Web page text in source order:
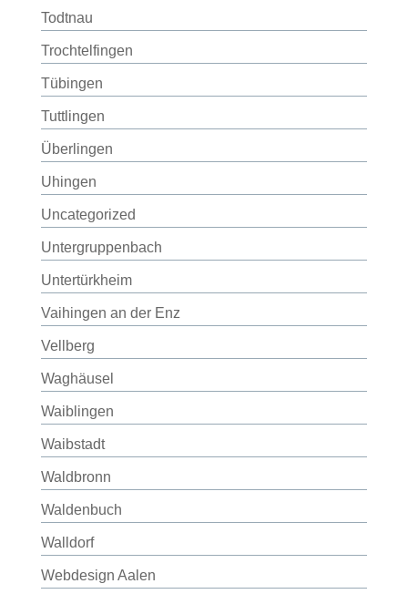
Todtnau
Trochtelfingen
Tübingen
Tuttlingen
Überlingen
Uhingen
Uncategorized
Untergruppenbach
Untertürkheim
Vaihingen an der Enz
Vellberg
Waghäusel
Waiblingen
Waibstadt
Waldbronn
Waldenbuch
Walldorf
Webdesign Aalen